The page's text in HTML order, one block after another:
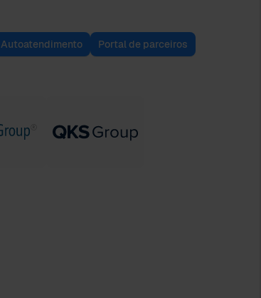
Autoatendimento Portal de parceiros